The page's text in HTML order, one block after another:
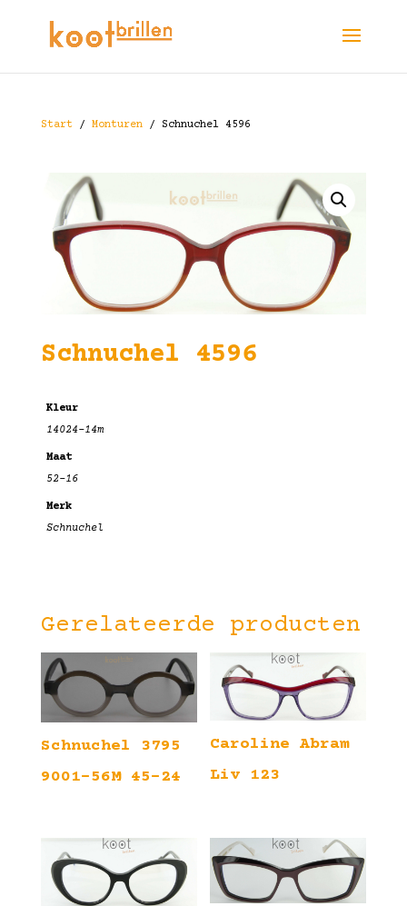
Start/ Monturen/ Schnuchel 4596
Schnuchel 4596
Kleur
14024-14m
Maat
52-16
Merk
Schnuchel
Gerelateerde producten
Schnuchel 3795
9001-56M 45-24
Caroline Abram
Liv 123